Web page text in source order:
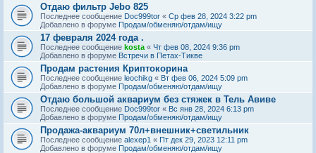
Отдаю фильтр Jebo 825
Последнее сообщение Doc999tor « Ср фев 28, 2024 3:22 pm
Добавлено в форуме Продам/обменяю/отдам/ищу
17 февраля 2024 года .
Последнее сообщение kosta « Чт фев 08, 2024 9:36 pm
Добавлено в форуме Встречи в Петах-Тикве
Продам растения Криптокорина
Последнее сообщение leochikg « Вт фев 06, 2024 5:09 pm
Добавлено в форуме Продам/обменяю/отдам/ищу
Отдаю большой аквариум без стяжек в Тель Авиве
Последнее сообщение Doc999tor « Вс янв 28, 2024 6:13 pm
Добавлено в форуме Продам/обменяю/отдам/ищу
Продажа-аквариум 70л+внешник+светильник
Последнее сообщение alexep1 « Пт дек 29, 2023 12:11 pm
Добавлено в форуме Продам/обменяю/отдам/ищу